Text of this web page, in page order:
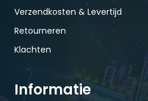
Verzendkosten & Levertijd
Retourneren
Klachten
Informatie